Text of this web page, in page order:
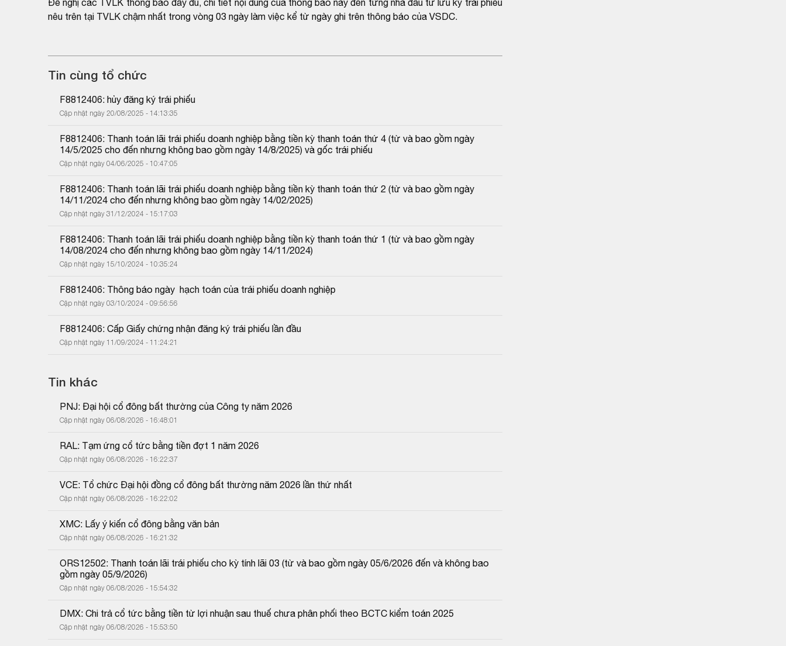
nêu trên tại TVLK chậm nhất trong vòng 03 ngày làm việc kể từ ngày ghi trên thông báo của VSDC.
Tin cùng tổ chức
F8812406: hủy đăng ký trái phiếu
Cập nhật ngày 20/08/2025 - 14:13:35
F8812406: Thanh toán lãi trái phiếu doanh nghiệp bằng tiền kỳ thanh toán thứ 4 (từ và bao gồm ngày
14/5/2025 cho đến nhưng không bao gồm ngày 14/8/2025) và gốc trái phiếu
Cập nhật ngày 04/06/2025 - 10:47:05
F8812406: Thanh toán lãi trái phiếu doanh nghiệp bằng tiền kỳ thanh toán thứ 2 (từ và bao gồm ngày
14/11/2024 cho đến nhưng không bao gồm ngày 14/02/2025)
Cập nhật ngày 31/12/2024 - 15:17:03
F8812406: Thanh toán lãi trái phiếu doanh nghiệp bằng tiền kỳ thanh toán thứ 1 (từ và bao gồm ngày
14/08/2024 cho đến nhưng không bao gồm ngày 14/11/2024)
Cập nhật ngày 15/10/2024 - 10:35:24
F8812406: Thông báo ngày  hạch toán của trái phiếu doanh nghiệp
Cập nhật ngày 03/10/2024 - 09:56:56
F8812406: Cấp Giấy chứng nhận đăng ký trái phiếu lần đầu
Cập nhật ngày 11/09/2024 - 11:24:21
Tin khác
PNJ: Đại hội cổ đông bất thường của Công ty năm 2026
Cập nhật ngày 06/08/2026 - 16:48:01
RAL: Tạm ứng cổ tức bằng tiền đợt 1 năm 2026
Cập nhật ngày 06/08/2026 - 16:22:37
VCE: Tổ chức Đại hội đồng cổ đông bất thường năm 2026 lần thứ nhất
Cập nhật ngày 06/08/2026 - 16:22:02
XMC: Lấy ý kiến cổ đông bằng văn bản
Cập nhật ngày 06/08/2026 - 16:21:32
ORS12502: Thanh toán lãi trái phiếu cho kỳ tính lãi 03 (từ và bao gồm ngày 05/6/2026 đến và không bao
gồm ngày 05/9/2026)
Cập nhật ngày 06/08/2026 - 15:54:32
DMX: Chi trả cổ tức bằng tiền từ lợi nhuận sau thuế chưa phân phối theo BCTC kiểm toán 2025
Cập nhật ngày 06/08/2026 - 15:53:50